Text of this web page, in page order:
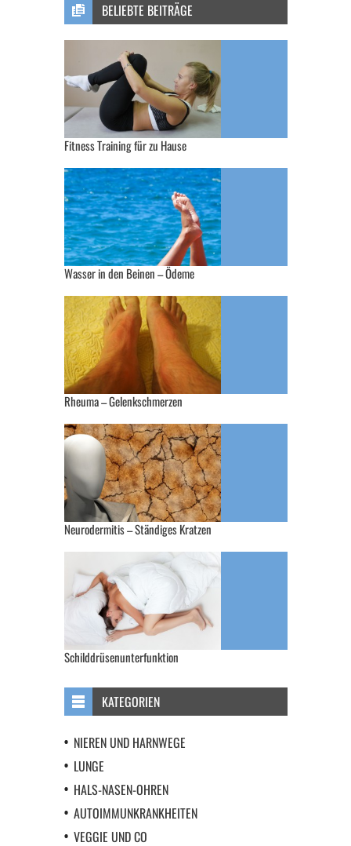
BELIEBTE BEITRÄGE
Fitness Training für zu Hause
Wasser in den Beinen – Ödeme
Rheuma – Gelenkschmerzen
Neurodermitis – Ständiges Kratzen
Schilddrüsenunterfunktion
KATEGORIEN
NIEREN UND HARNWEGE
LUNGE
HALS-NASEN-OHREN
AUTOIMMUNKRANKHEITEN
VEGGIE UND CO